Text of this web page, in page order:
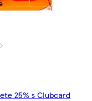
25% s Clubcard